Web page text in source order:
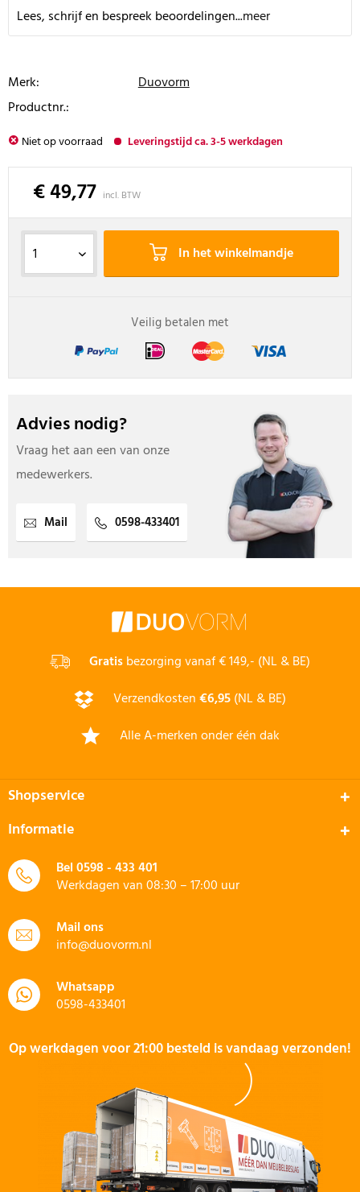
Lees, schrijf en bespreek beoordelingen...meer
Merk:
Duovorm
Productnr.:
Niet op voorraad Leveringstijd ca. 3-5 werkdagen
€ 49,77 incl. BTW
In het winkelmandje
Veilig betalen met
Advies nodig?
Vraag het aan een van onze
medewerkers.
Mail 0598-433401
Gratisbezorging vanaf € 149,- (NL & BE)
Verzendkosten€6,95(NL & BE)
Alle A-merken onder één dak
Shopservice
Informatie
Bel0598 - 433 401
Werkdagen van 08:30 – 17:00 uur
Mail ons
info@duovorm.nl
Whatsapp
0598-433401
Op werkdagen voor 21:00 besteld is vandaag verzonden!